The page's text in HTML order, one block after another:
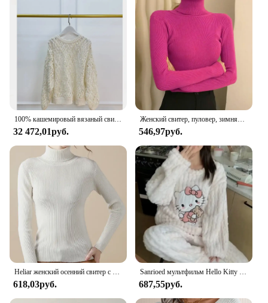
100% кашемировый вязаный свитер с тонкими блестками и ажурным вязанным крючком пуловер с длинными рукавами, свободный топ на осень/зиму, Новое поступление
32 472,01руб.
Женский свитер, пуловер, зимняя вязаная водолазка, тонкий джемпер с длинными рукавами, топы 2024, женские повседневные рубашки, мягкая теплая одежда Y2K
546,97руб.
Heliar женский осенний свитер с воротником, вязаные мягкие пуловеры, кашемировые джемперы, базовые мягкие свитера для женщин, 2024, осень-зима
618,03руб.
Sanrioed мультфильм Hello Kitty 2 шт. плюшевый пижамный комплект женский аниме коралловый бархат домашняя одежда Kawaii весенняя домашняя одежда утепленная милая одежда для девочек
687,55руб.